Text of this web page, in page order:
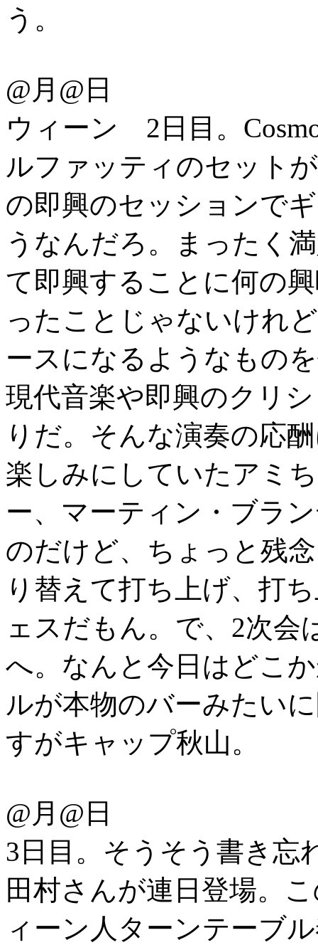
う。
@月@日
ウィーン 2日目。
ルファッティのセット
の即興のセッションで
うなんだろ。まったく
て即興することに何の
ったことじゃないけれ
ースになるようなもの
現代音楽や即興のクリ
りだ。そんな演奏の応
楽しみにしていたアミ
ー、マーティン・ブラ
のだけど、ちょっと残
り替えて打ち上げ、打
ェスだもん。で、2次会
へ。なんと今日はどこ
ルが本物のバーみたい
すがキャップ秋山。
@月@日
3日目。そうそう書き忘
田村さんが連日登場。
ィーン人ターンテーブ